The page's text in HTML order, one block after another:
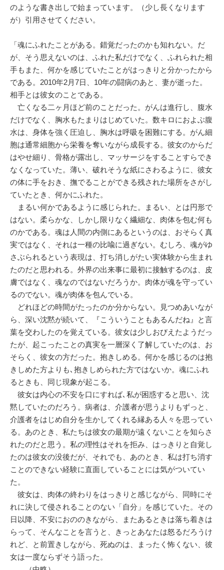
のような書き出しで始まっています。（少し長くなります
が）引用させてください。
「魂にふれたことがある。錯覚だったのかも知れない。だ
が、そう思えないのは、ふれた私だけでなく、ふれられた相
手もまた、何かを感じていたことがはっきりと分かったから
である。2010年2月7日、10年の闘病のあと、妻が逝った。
相手とは彼女のことである。
亡くなる二ヶ月ほど前のことだった。がんは進行し、腹水
だけでなく、胸水もたまりはじめていた。数キロにおよぶ腹
水は、身体を強く圧迫し、胸水は呼吸を困難にする。がん細
胞は通常細胞から栄養を奪いながら成長する。彼女のからだ
はやせ細り、骨格が露出し、マッサージをすることすらでき
なくなっていた。薄い、破れそうな紙にさわるように、彼女
の体に手をおき、撫でることができる残された場所をさがし
ていたとき、何かにふれた。
まるい何かであるように感じられた。まるい、とは円形で
はない。柔らかな、しかし限りなく繊細な、肉体を包む何も
のかである。魂は人間の内側にあるというのは、おそらく真
実ではなく、それは一種の比喩に過ぎない。むしろ、魂がゆ
さぶられるという表現は、打ち消しがたい実体験から生まれ
たのだと思われる。外界の出来事に最初に接触するのは、皮
膚ではなく、魂なのではないだろうか。肉体が魂を守ってい
るのでない。魂が肉体を包んでいる。
どれほどの時間がたったのか分からない。見つめあいなが
ら、深い沈黙が続いて、『こういうこともあるんだね』と言
葉を交わしたのを覚えている。彼女は少しおびえたようだっ
たが、起こったことの真実を一層深く了解していたのは、お
そらく、彼女の方だった。抱きしめる。何かを感じるのは抱
きしめた方よりも､抱きしめられた方ではないか。魂にふれ
るときも、同じ現象が起こる。
彼女は内心の不安を口にすれば､私が困惑すると思い、沈
黙していたのだろう。病者は、介護者が思うよりもずっと、
介護者をはじめ自分を生かしてくれる縁ある人々を思ってい
る。あのとき、私たちは彼女の最期が遠くないことを知らさ
れたのだと思う。私の理性はそれを拒み、はっきりと自覚し
たのは彼女の没後だが、それでも、あのとき、私は打ち消す
ことのできない経験に直面していることには気がついてい
た。
彼女は、肉体の終わりをはっきりと感じながら、同時にそ
れに決して侵されることのない「自分」を感じていた。その
日以降、不安におののきながら、またあるときは落ち着きは
らって、そんなことを言うと、きっとあなたは怒るだろうけ
れど、と前置きしながら、死ぬのは、まったく怖くない、彼
女は一度ならずそう語った。